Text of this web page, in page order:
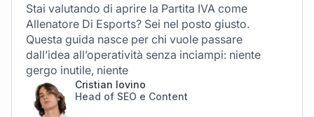
Stai valutando di aprire la Partita IVA come
Allenatore Di Esports? Sei nel posto giusto.
Questa guida nasce per chi vuole passare
dall’idea all’operatività senza inciampi: niente
gergo inutile, niente
Cristian Iovino
Head of SEO e Content